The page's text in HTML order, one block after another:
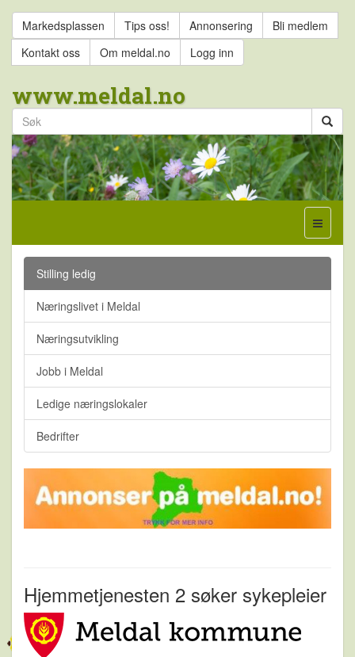
Markedsplassen Tips oss! Annonsering
Bli medlem
Kontakt oss
Om meldal.no Logg inn
www.meldal.no
Stilling ledig
Næringslivet i Meldal
Næringsutvikling
Jobb i Meldal
Ledige næringslokaler
Bedrifter
Hjemmetjenesten 2 søker sykepleier